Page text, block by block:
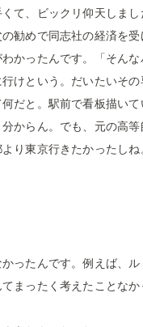
て、ビックリ仰天しまし
勧めで同志社の経済を受
かったんです。「そんな
けという。だいたいその
だと。駅前で看板描いて
からん。でも、元の高
り東京行きたかったしね
ったんです。例えば、
まったく考えたことな